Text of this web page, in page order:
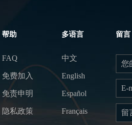
帮助
FAQ
免费加入
免责申明
隐私政策
多语言
中文
English
Español
Français
留言